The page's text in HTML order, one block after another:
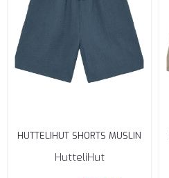
HUTTELIHUT SHORTS MUSLIN
BERING SEA
HutteliHut